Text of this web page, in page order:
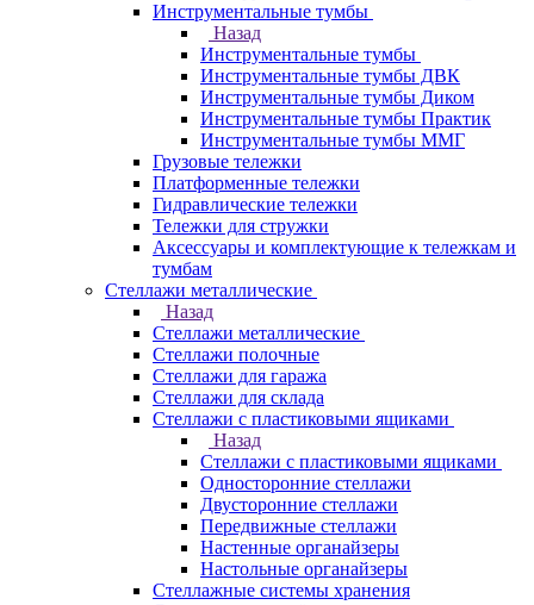
Инструментальные тумбы
Назад
Инструментальные тумбы
Инструментальные тумбы ДВК
Инструментальные тумбы Диком
Инструментальные тумбы Практик
Инструментальные тумбы ММГ
Грузовые тележки
Платформенные тележки
Гидравлические тележки
Тележки для стружки
Аксесcуары и комплектующие к тележкам и
тумбам
Стеллажи металлические
Назад
Стеллажи металлические
Стеллажи полочные
Стеллажи для гаража
Стеллажи для склада
Стеллажи с пластиковыми ящиками
Назад
Стеллажи с пластиковыми ящиками
Односторонние стеллажи
Двусторонние стеллажи
Передвижные стеллажи
Настенные органайзеры
Настольные органайзеры
Стеллажные системы хранения